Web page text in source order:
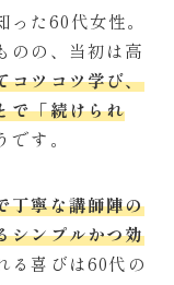
た60代女性。
のの、当初は高
コツコツ学び、
で「続けられ
です。
丁寧な講師陣の
シンプルかつ効
る喜びは60代の